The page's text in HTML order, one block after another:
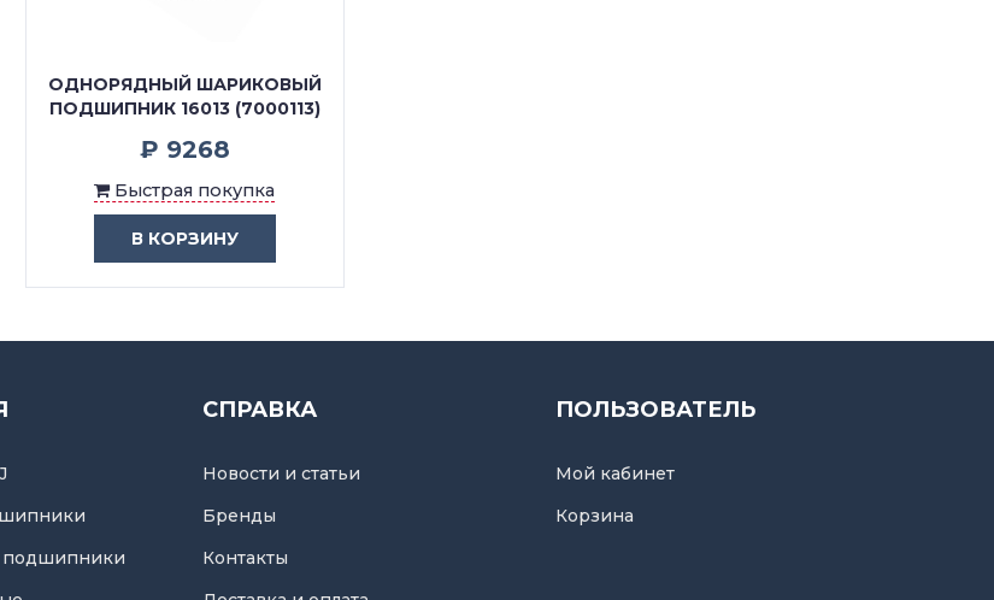
ОДНОРЯДНЫЙ ШАРИКОВЫЙ
ПОДШИПНИК 16013 (7000113)
₽ 9268
Быстрая покупка
В КОРЗИНУ
подшипники
СПРАВКА
Новости и статьи
Бренды
Контакты
ПОЛЬЗОВАТЕЛЬ
Мой кабинет
Корзина